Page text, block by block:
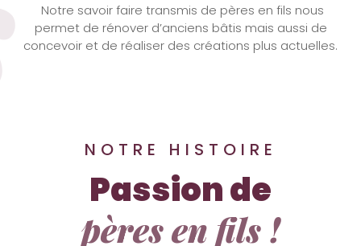
Notre savoir faire transmis de pères en fils nous
permet de rénover d’anciens bâtis mais aussi de
concevoir et de réaliser des créations plus actuelles.
NOTRE HISTOIRE
Passion de
pères en fils !